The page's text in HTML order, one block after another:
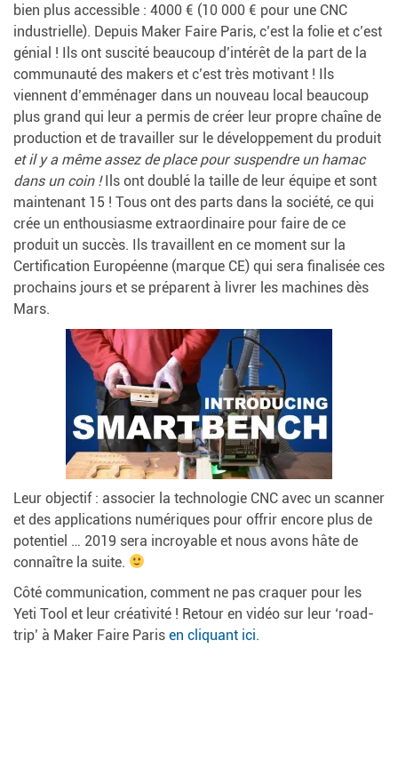
bien plus accessible : 4000 € (10 000 € pour une CNC
industrielle). Depuis Maker Faire Paris, c’est la folie et c’est
génial ! Ils ont suscité beaucoup d’intérêt de la part de la
communauté des makers et c’est très motivant ! Ils
viennent d’emménager dans un nouveau local beaucoup
plus grand qui leur a permis de créer leur propre chaîne de
production et de travailler sur le développement du produit
et il y a même assez de place pour suspendre un hamac
dans un coin !Ils ont doublé la taille de leur équipe et sont
maintenant 15 ! Tous ont des parts dans la société, ce qui
crée un enthousiasme extraordinaire pour faire de ce
produit un succès. Ils travaillent en ce moment sur la
Certification Européenne (marque CE) qui sera finalisée ces
prochains jours et se préparent à livrer les machines dès
Mars.
Leur objectif : associer la technologie CNC avec un scanner
et des applications numériques pour offrir encore plus de
potentiel … 2019 sera incroyable et nous avons hâte de
connaître la suite.
Côté communication, comment ne pas craquer pour les
Yeti Tool et leur créativité ! Retour en vidéo sur leur ‘road-
trip’ à Maker Faire Paris en cliquant ici.